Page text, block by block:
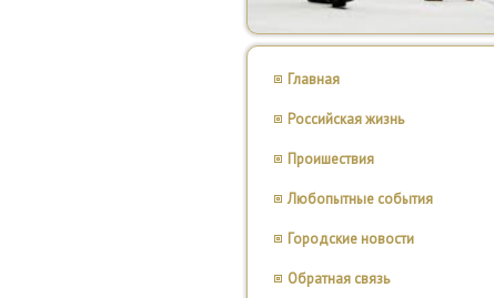
Главная
Российская жизнь
Проишествия
Любопытные события
Городские новости
Обратная связь